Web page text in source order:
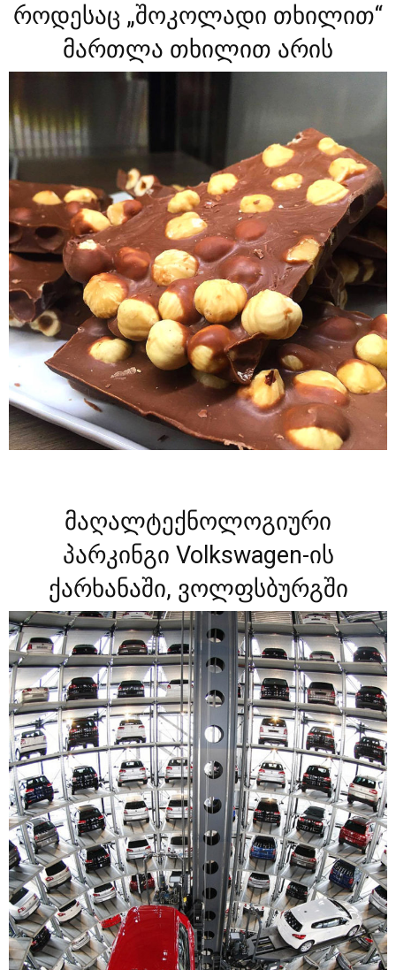
როდესაც „შოკოლადი თხილით“
მართლა თხილით არის
მაღალტექნოლოგიური
პარკინგი Volkswagen-ის
ქარხანაში, ვოლფსბურგში